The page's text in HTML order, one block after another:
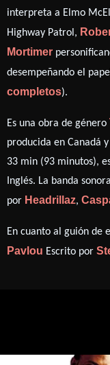
interpreta a Elmo
Highway Patrol,
Mortimer
desempeñando el
completos).
Es una obra de género
producida en Canadá
33 min (93 minutos),
Inglés. La banda
por Headrillaz,
En cuanto al guión de
Pavlou Escrito por